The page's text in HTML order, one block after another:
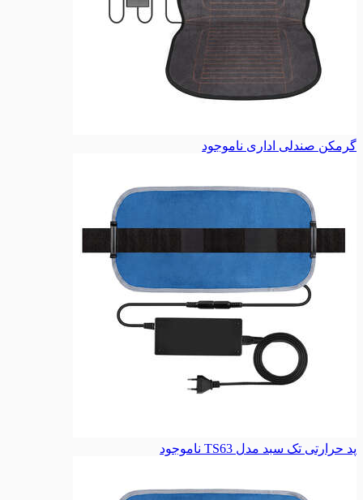
گرمکن صندلی اداری ناموجود
پد حرارتی تک سبد مدل TS63 ناموجود